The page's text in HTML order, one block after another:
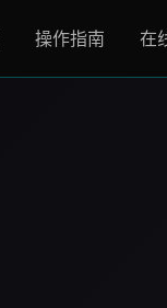
操作指南 在